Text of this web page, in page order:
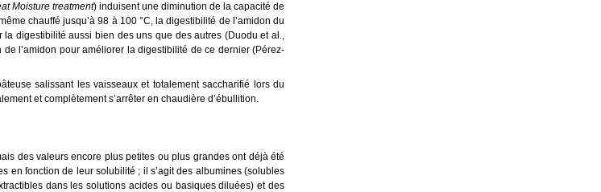
Moisture treatment) induisent une diminution de la capacité de
chauffé jusqu’à 98 à 100 °C, la digestibilité de l’amidon du
digestibilité aussi bien des uns que des autres (Duodu et al.,
l’amidon pour améliorer la digestibilité de ce dernier (Pérez-
salissant les vaisseaux et totalement saccharifié lors du
et complètement s’arrêter en chaudière d’ébullition.
des valeurs encore plus petites ou plus grandes ont déjà été
en fonction de leur solubilité ; il s’agit des albumines (solubles
dans les solutions acides ou basiques diluées) et des